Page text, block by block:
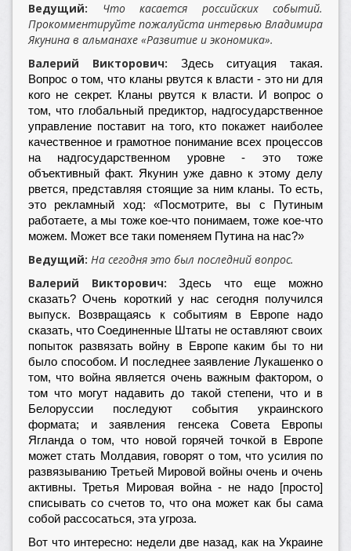
Ведущий:
Что касается российских событий.
Прокомментируйте пожалуйста интервью Владимира
Якунина в альманахе «Развитие и экономика».
Валерий Викторович:
Здесь ситуация такая.
Вопрос о том, что кланы рвутся к власти - это ни для
кого не секрет. Кланы рвутся к власти. И вопрос о
том, что глобальный предиктор, надгосударственное
управление поставит на того, кто покажет наиболее
качественное и грамотное понимание всех процессов
на надгосударственном уровне - это тоже
объективный факт. Якунин уже давно к этому делу
рвется, представляя стоящие за ним кланы. То есть,
это рекламный ход: «Посмотрите, вы с Путиным
работаете, а мы тоже кое-что понимаем, тоже кое-что
можем. Может все таки поменяем Путина на нас?»
Ведущий: На сегодня это был последний вопрос.
Валерий Викторович:Здесь что еще можно
сказать? Очень короткий у нас сегодня получился
выпуск. Возвращаясь к событиям в Европе надо
сказать, что Соединенные Штаты не оставляют своих
попыток развязать войну в Европе каким бы то ни
было способом. И последнее заявление Лукашенко о
том, что война является очень важным фактором, о
том что могут надавить до такой степени, что и в
Белоруссии последуют события украинского
формата; и заявления генсека Совета Европы
Ягланда о том, что новой горячей точкой в Европе
может стать Молдавия, говорят о том, что усилия по
развязыванию Третьей Мировой войны очень и очень
активны. Третья Мировая война - не надо [просто]
списывать со счетов то, что она может как бы сама
собой рассосаться, эта угроза.
Вот что интересно: недели две назад, как на Украине